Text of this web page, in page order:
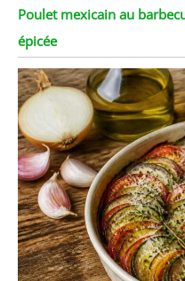
Poulet mexicain au
épicée